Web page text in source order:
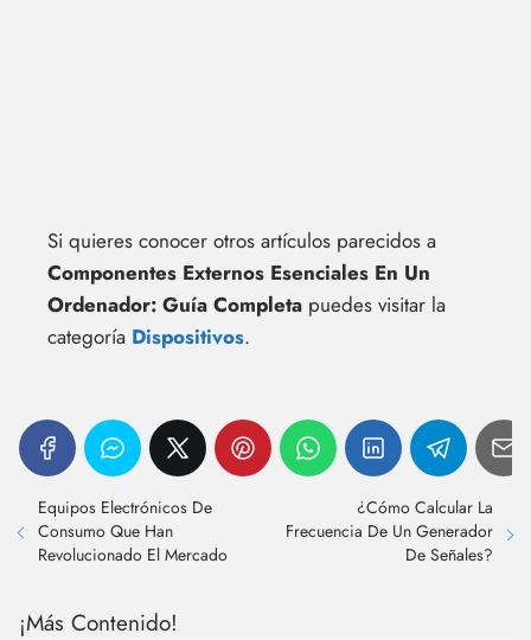
Si quieres conocer otros artículos parecidos a
Componentes Externos Esenciales En Un
Ordenador: Guía Completa puedes visitar la
categoría Dispositivos.
Equipos Electrónicos De
Consumo Que Han
Revolucionado El Mercado
¿Cómo Calcular La
Frecuencia De Un Generador
De Señales?
¡Más Contenido!